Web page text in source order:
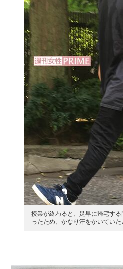
授業が終わると、足早に帰宅す
ったため、かなり汗をかいていた